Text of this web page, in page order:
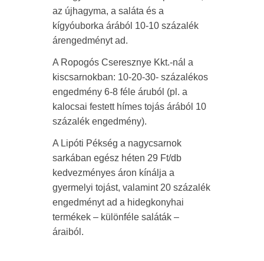
az újhagyma, a saláta és a
kígyóuborka árából 10-10 százalék
árengedményt ad.
A Ropogós Cseresznye Kkt.-nál a
kiscsarnokban: 10-20-30- százalékos
engedmény 6-8 féle áruból (pl. a
kalocsai festett hímes tojás árából 10
százalék engedmény).
A Lipóti Pékség a nagycsarnok
sarkában egész héten 29 Ft/db
kedvezményes áron kínálja a
gyermelyi tojást, valamint 20 százalék
engedményt ad a hidegkonyhai
termékek – különféle saláták –
áraiból.